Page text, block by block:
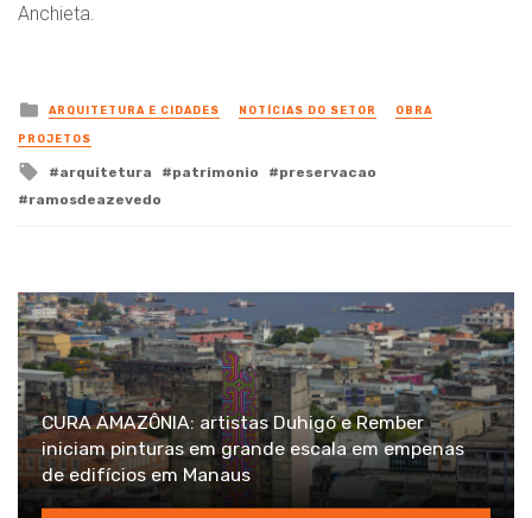
Anchieta.
Posted
in
ARQUITETURA E CIDADES NOTÍCIAS DO SETOR OBRA
PROJETOS
Tagged
arquitetura patrimonio
preservacao
ramosdeazevedo
CURA AMAZÔNIA: artistas Duhigó e Rember
iniciam pinturas em grande escala em empenas
de edifícios em Manaus